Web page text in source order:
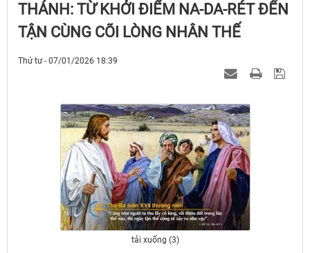
THÁNH: TỪ KHỞI ĐIỂM NA-DA-RÉT ĐẾN
TẬN CÙNG CÕI LÒNG NHÂN THẾ
Thứ tư - 07/01/2026 18:39
tải xuống (3)